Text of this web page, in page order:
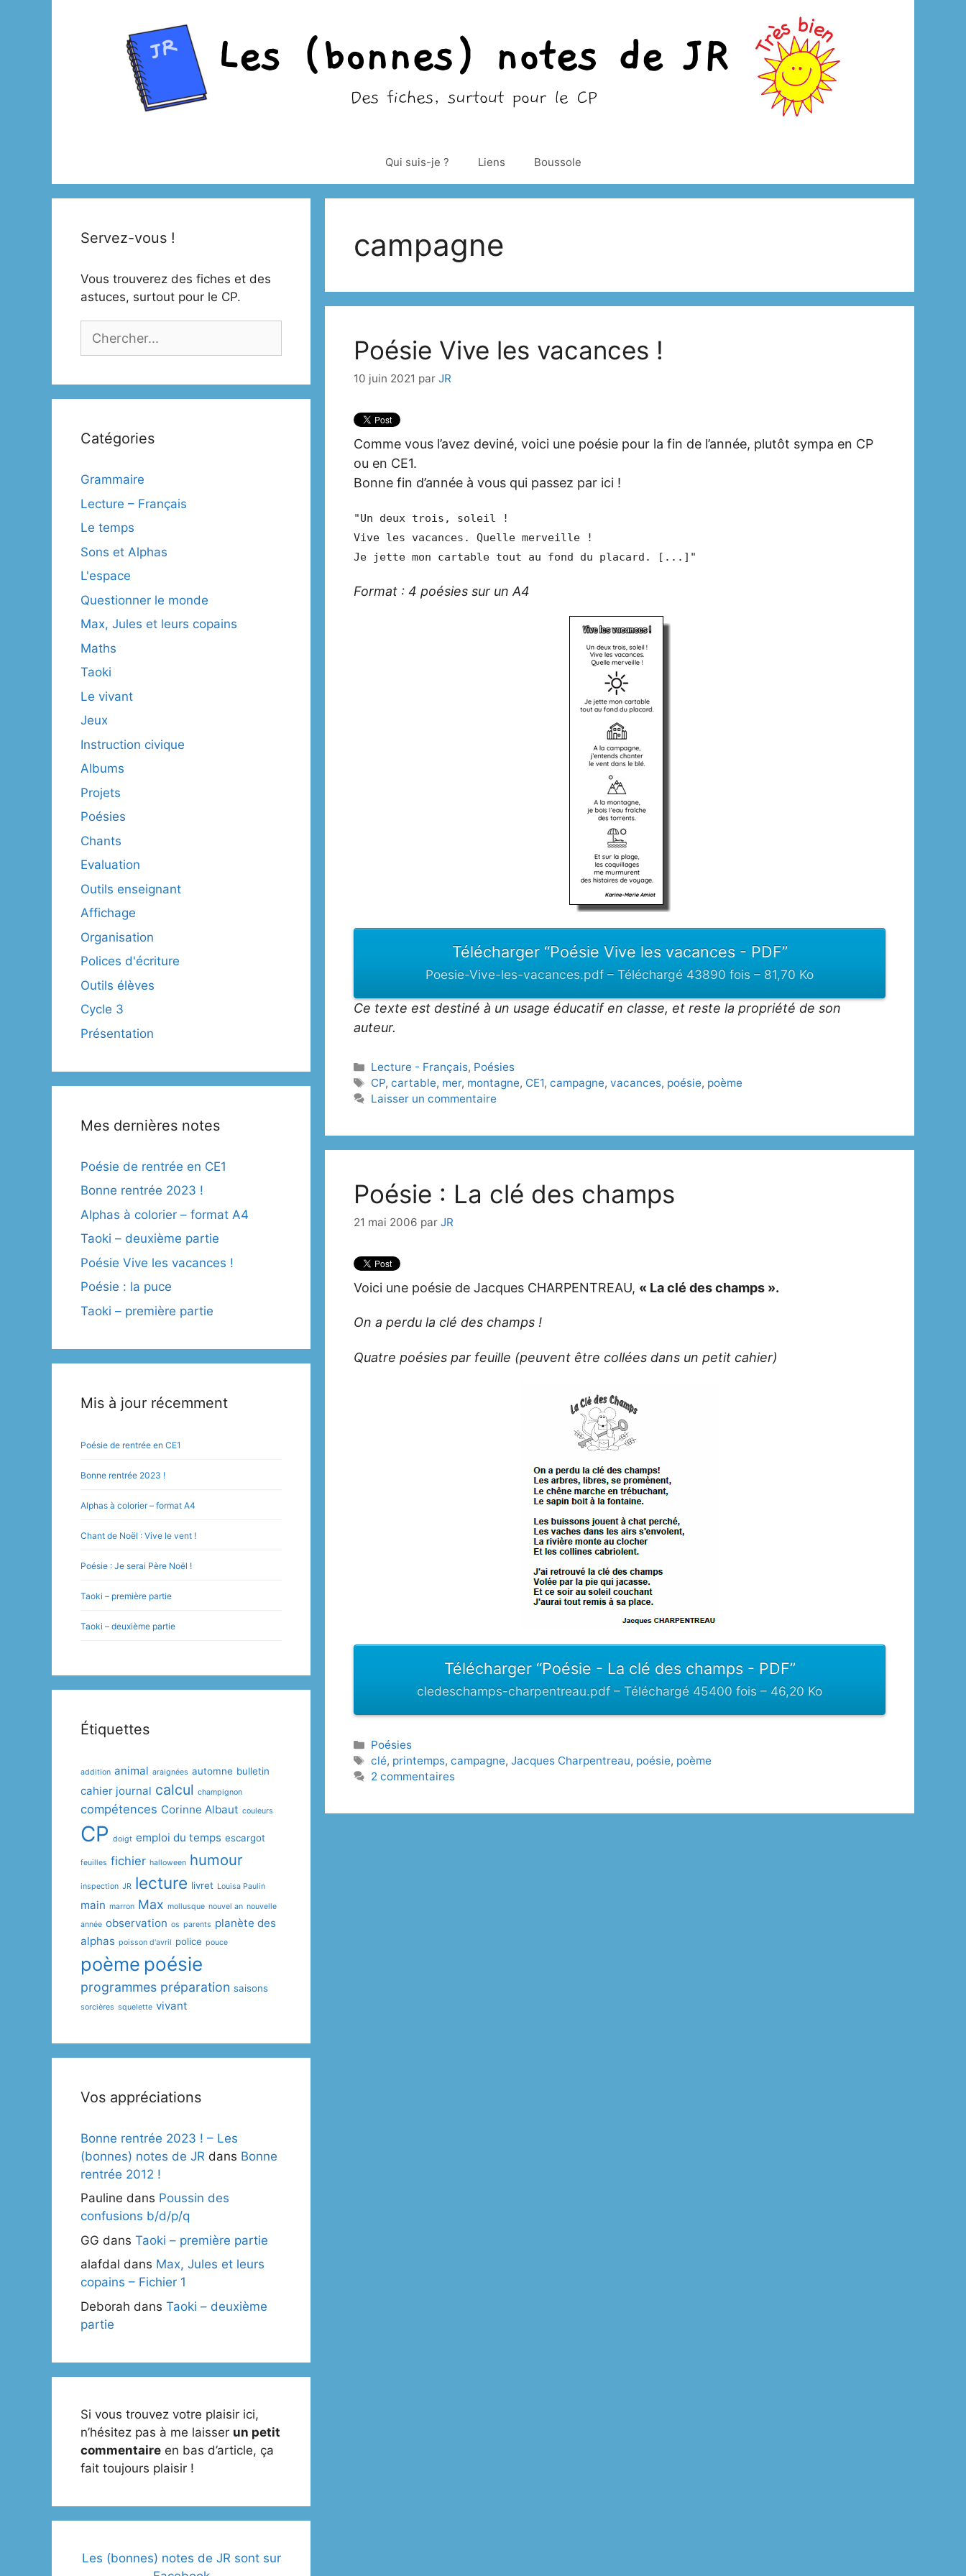
Qui suis-je ? Liens Boussole
campagne
Poésie Vive les vacances !
10 juin 2021 par JR
Comme vous l’avez deviné, voici une poésie pour la fin de l’année, plutôt sympa en CP
ou en CE1.
Bonne fin d’année à vous qui passez par ici !
"Un deux trois, soleil !
Vive les vacances. Quelle merveille !
Je jette mon cartable tout au fond du placard. [...]"
Format : 4 poésies sur un A4
Télécharger “Poésie Vive les vacances - PDF”
Poesie-Vive-les-vacances.pdf – Téléchargé 43890 fois – 81,70 Ko
Ce texte est destiné à un usage éducatif en classe, et reste la propriété de son
auteur.
Catégories
Lecture - Français, Poésies
Étiquettes
CP,cartable, mer, montagne, CE1,campagne,vacances, poésie, poème
Laisser un commentaire
Poésie : La clé des champs
21 mai 2006 par JR
Voici une poésie de Jacques CHARPENTREAU, « La clé des champs ».
On a perdu la clé des champs !
Quatre poésies par feuille (peuvent être collées dans un petit cahier)
Télécharger “Poésie - La clé des champs - PDF”
cledeschamps-charpentreau.pdf – Téléchargé 45400 fois – 46,20 Ko
Catégories
Poésies
Étiquettes
clé, printemps,campagne,Jacques Charpentreau, poésie, poème
2 commentaires
Servez-vous !
Vous trouverez des fiches et des
astuces, surtout pour le CP.
Catégories
Grammaire
Lecture – Français
Le temps
Sons et Alphas
L'espace
Questionner le monde
Max, Jules et leurs copains
Maths
Taoki
Le vivant
Jeux
Instruction civique
Albums
Projets
Poésies
Chants
Evaluation
Outils enseignant
Affichage
Organisation
Polices d'écriture
Outils élèves
Cycle 3
Présentation
Mes dernières notes
Poésie de rentrée en CE1
Bonne rentrée 2023 !
Alphas à colorier – format A4
Taoki – deuxième partie
Poésie Vive les vacances !
Poésie : la puce
Taoki – première partie
Mis à jour récemment
Poésie de rentrée en CE1
Bonne rentrée 2023 !
Alphas à colorier – format A4
Chant de Noël : Vive le vent !
Poésie : Je serai Père Noël !
Taoki – première partie
Taoki – deuxième partie
Étiquettes
addition animal araignées automne bulletin
cahier journal calcul champignon
compétences Corinne Albaut couleurs
CP doigt emploi du temps escargot
feuilles fichier halloween humour
inspection JR lecture livret Louisa Paulin
main marron Max mollusque nouvel an nouvelle
année observation os parents planète des
alphas poisson d'avril police pouce
poème poésie
programmes préparation saisons
sorcières squelette vivant
Vos appréciations
Bonne rentrée 2023 ! – Les
(bonnes) notes de JR dans Bonne
rentrée 2012 !
Pauline dans Poussin des
confusions b/d/p/q
GG dans Taoki – première partie
alafdal dans Max, Jules et leurs
copains – Fichier 1
Deborah dans Taoki – deuxième
partie
Si vous trouvez votre plaisir ici,
n’hésitez pas à me laisser un petit
commentaire en bas d’article, ça
fait toujours plaisir !
Les (bonnes) notes de JR sont sur